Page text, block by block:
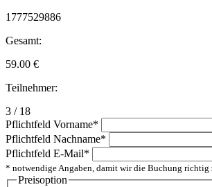
1777529886
Gesamt:
59.00 €
Teilnehmer:
3 / 18
Pflichtfeld Vorname*
Pflichtfeld Nachname*
Pflichtfeld E-Mail*
* notwendige Angaben, damit wir die Buchung richtig
Preisoption